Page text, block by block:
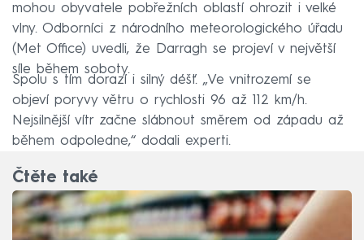
mohou obyvatele pobřežních oblastí ohrozit i velké
vlny. Odborníci z národního meteorologického úřadu
(Met Office) uvedli, že Darragh se projeví v největší
síle během soboty.
Spolu s tím dorazí i silný déšť. „Ve vnitrozemí se
objeví poryvy větru o rychlosti 96 až 112 km/h.
Nejsilnější vítr začne slábnout směrem od západu až
během odpoledne,“ dodali experti.
Čtěte také